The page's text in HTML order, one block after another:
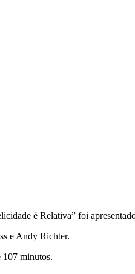
é Relativa” foi
e Andy Richter.
107 minutos.